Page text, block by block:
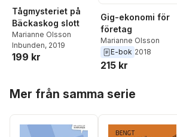
Tågmysteriet på
Bäckaskog slott
Marianne Olsson
Inbunden, 2019
199 kr
Gig-ekonomi för
företag
Marianne Olsson
E-bok 2018
215 kr
Mer från samma serie